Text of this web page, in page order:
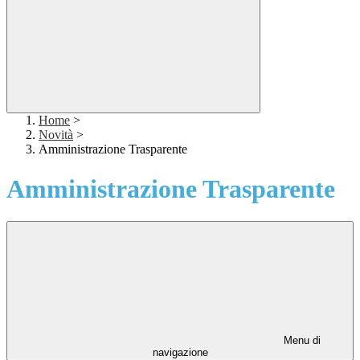
Home >
Novità >
Amministrazione Trasparente
Amministrazione Trasparente
Menu di
navigazione